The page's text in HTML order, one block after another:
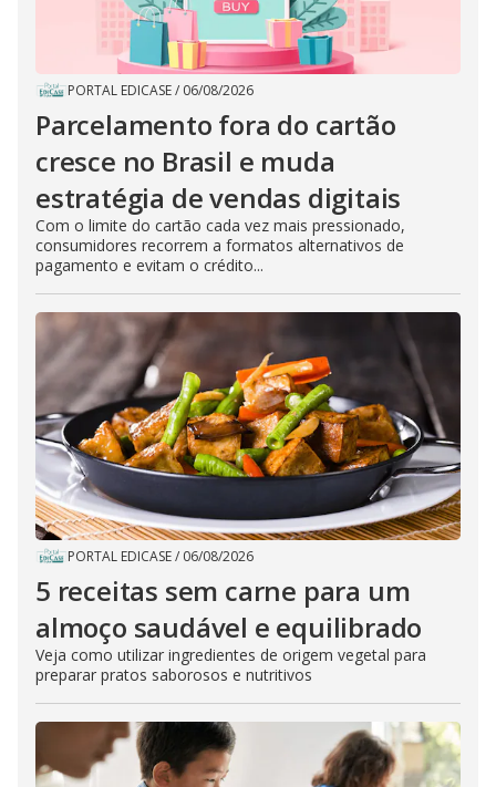
PORTAL EDICASE/ 06/08/2026
Parcelamento fora do cartão
cresce no Brasil e muda
estratégia de vendas digitais
Com o limite do cartão cada vez mais pressionado,
consumidores recorrem a formatos alternativos de
pagamento e evitam o crédito...
PORTAL EDICASE/ 06/08/2026
5 receitas sem carne para um
almoço saudável e equilibrado
Veja como utilizar ingredientes de origem vegetal para
preparar pratos saborosos e nutritivos